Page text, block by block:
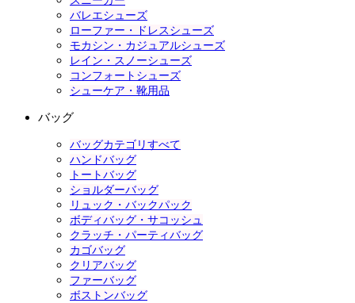
バレエシューズ
ローファー・ドレスシューズ
モカシン・カジュアルシューズ
レイン・スノーシューズ
コンフォートシューズ
シューケア・靴用品
バッグ
バッグカテゴリすべて
ハンドバッグ
トートバッグ
ショルダーバッグ
リュック・バックパック
ボディバッグ・サコッシュ
クラッチ・パーティバッグ
カゴバッグ
クリアバッグ
ファーバッグ
ボストンバッグ